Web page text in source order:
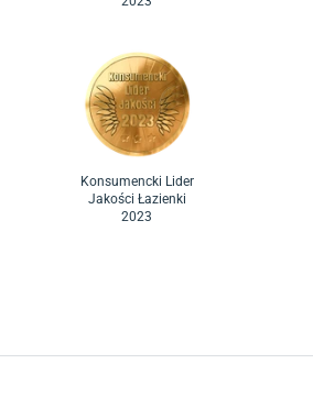
Konsumencki Lider
Jakości Łazienki
2023